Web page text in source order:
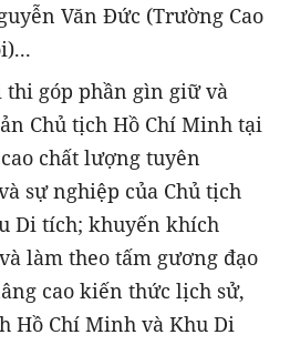
Văn Đức (Trường Cao
thi góp phần gìn giữ và
Chủ tịch Hồ Chí Minh tại
chất lượng tuyên
sự nghiệp của Chủ tịch
Di tích; khuyến khích
làm theo tấm gương đạo
cao kiến thức lịch sử,
Hồ Chí Minh và Khu Di